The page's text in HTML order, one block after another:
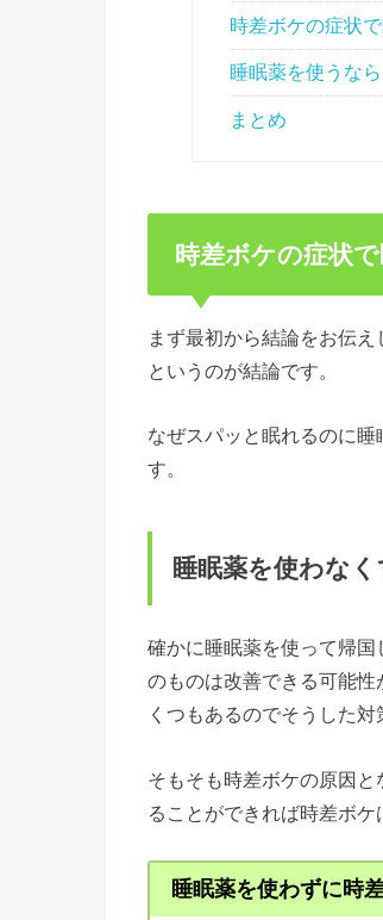
時差ボケの症状
睡眠薬を使うなら
まとめ
時差ボケの症状
まず最初から結論をお伝
というのが結論です。
なぜスパッと眠れるのに
す。
睡眠薬を使わな
確かに睡眠薬を使って帰
のものは改善できる可能
くつもあるのでそうした
そもそも時差ボケの原因
ることができれば時差ボケ
睡眠薬を使わずに時